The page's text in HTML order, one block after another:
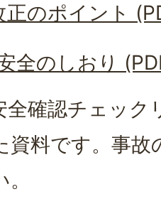
正のポイント
全のしおり
全確認チェック
資料です。事故